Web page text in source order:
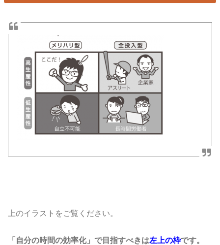
上のイラストをご覧ください。
「自分の時間の効率化」で目指すべきは左上の枠です。